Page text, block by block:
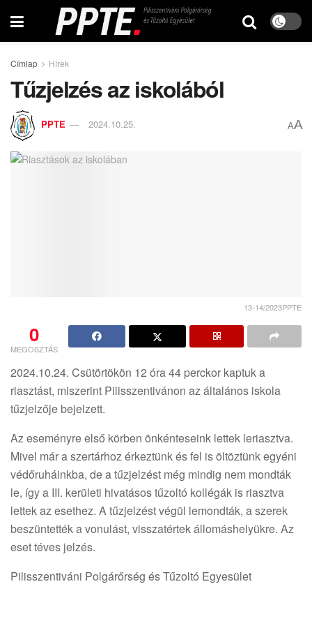
Címlap Hírek
Tűzjelzés az iskolából
PPTE 2024.10.25. AA
13-14/2023PPTE
0
MEGOSZTÁS
2024.10.24. Csütörtökön 12 óra 44 perckor kaptuk a
riasztást, miszerint Pilisszentivánon az általános iskola
tűzjelzője bejelzett.
Az eseményre első körben önkénteseink lettek leriasztva.
Mivel már a szertárhoz érkeztünk és fel is öltöztünk egyéni
védőruháinkba, de a tűzjelzést még mindig nem mondták
le, így a III. kerületi hivatásos tűzoltó kollégák is riasztva
lettek az esethez. A tűzjelzést végül lemondták, a szerek
beszüntették a vonulást, visszatértek állomáshelyükre. Az
eset téves jelzés.
Pilisszentiváni Polgárőrség és Tűzoltó Egyesület